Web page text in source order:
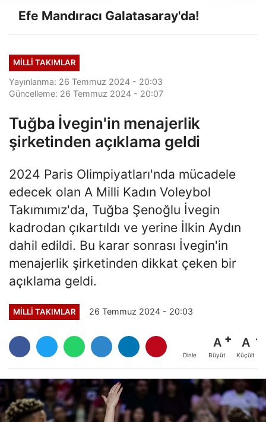
Efe Mandıracı Galatasaray'da!
MILLI TAKIMLAR
Yayınlanma: 26 Temmuz 2024 - 20:03
Güncelleme: 26 Temmuz 2024 - 20:07
Tuğba İvegin'in menajerlik
şirketinden açıklama geldi
2024 Paris Olimpiyatları'nda mücadele
edecek olan A Milli Kadın Voleybol
Takımımız'da, Tuğba Şenoğlu İvegin
kadrodan çıkartıldı ve yerine İlkin Aydın
dahil edildi. Bu karar sonrası İvegin'in
menajerlik şirketinden dikkat çeken bir
açıklama geldi.
MILLI TAKIMLAR 26 Temmuz 2024 - 20:03
Dinle
A
Büyüt
A
Küçült